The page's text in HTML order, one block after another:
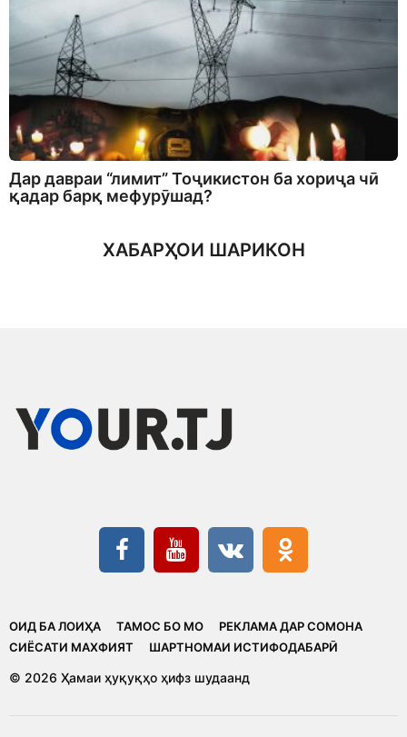
Дар давраи “лимит” Тоҷикистон ба хориҷа чӣ
қадар барқ мефурӯшад?
ХАБАРҲОИ ШАРИКОН
ОИД БА ЛОИҲА ТАМОС БО МО
РЕКЛАМА ДАР СОМОНА
CИЁСАТИ МАХФИЯТ
ШАРТНОМАИ ИСТИФОДАБАРӢ
© 2026 Ҳамаи ҳуқуқҳо ҳифз шудаанд